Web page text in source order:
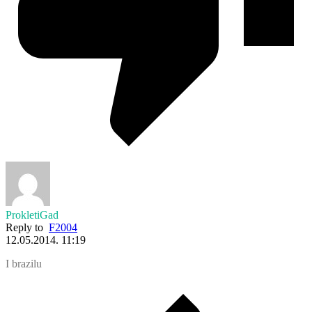
ProkletiGad
Reply to F2004
12.05.2014. 11:19
I brazilu